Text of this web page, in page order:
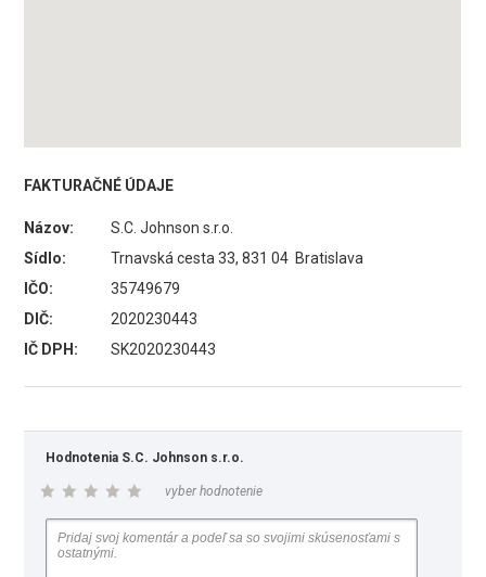
FAKTURAČNÉ ÚDAJE
Názov:
S.C. Johnson s.r.o.
Sídlo:
Trnavská cesta 33, 831 04 Bratislava
IČO:
35749679
DIČ:
2020230443
IČ DPH:
SK2020230443
Hodnotenia S.C. Johnson s.r.o.
vyber hodnotenie